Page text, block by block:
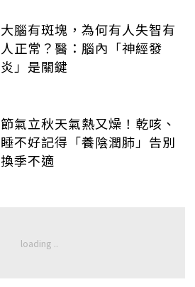
大腦有斑塊，為何有人失智有
人正常？醫：腦內「神經發
炎」是關鍵
節氣立秋天氣熱又燥！乾咳、
睡不好記得「養陰潤肺」告別
換季不適